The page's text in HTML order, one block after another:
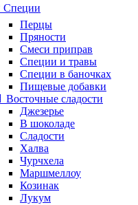
Специи
Перцы
Пряности
Смеси приправ
Специи и травы
Специи в баночках
Пищевые добавки
Восточные сладости
Джезерье
В шоколаде
Сладости
Халва
Чурчхела
Маршмеллоу
Козинак
Лукум